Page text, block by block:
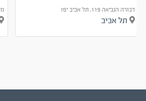
דבורה הנביאה 119, תל אביב יפו
תל אביב